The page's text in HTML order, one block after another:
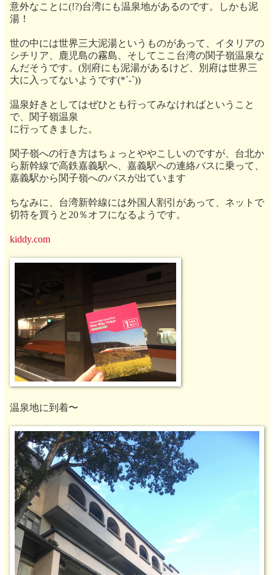
意外なことに(!?)台湾にも温泉地があるのです。しかも泥
湯！
世の中には世界三大泥湯というものがあって、イタリアの
シチリア、鹿児島の霧島、そしてここ台湾の関子嶺温泉な
んだそうです。(別府にも泥湯があるけど、別府は世界三
大に入ってないようです(*´-`))
温泉好きとしてはぜひとも行ってみなければということ
で、 関子嶺温泉
に行ってきました。
関子嶺への行き方はちょっとややこしいのですが、台北か
ら新幹線で高鉄嘉義駅へ、嘉義駅への連絡バスに乗って、
嘉義駅から関子嶺へのバスが出ています
ちなみに、台湾新幹線には外国人割引があって、ネットで
切符を買うと20％オフになるようです。
kiddy.com
温泉地に到着〜